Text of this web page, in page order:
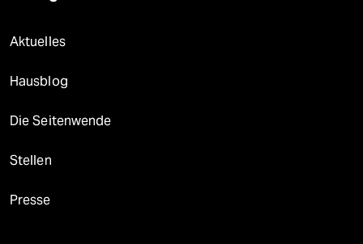
Aktuelles
Hausblog
Die Seitenwende
Stellen
Presse